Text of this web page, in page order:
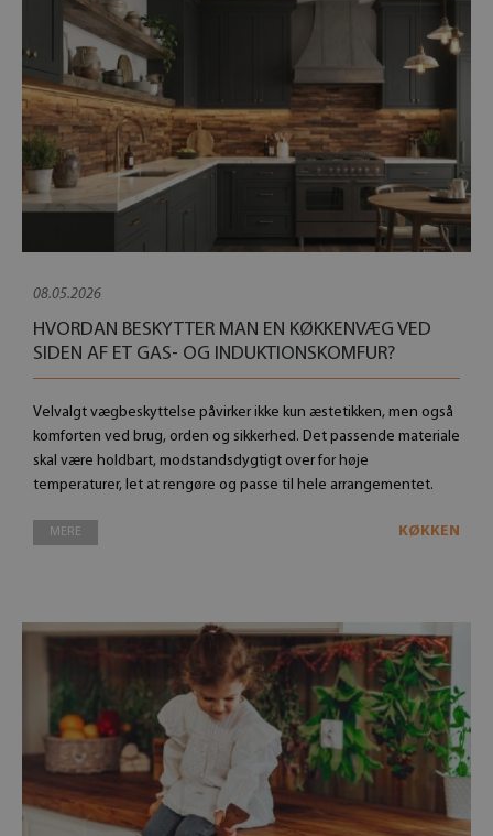
08.05.2026
HVORDAN BESKYTTER MAN EN KØKKENVÆG VED
SIDEN AF ​​ET GAS- OG INDUKTIONSKOMFUR?
Velvalgt vægbeskyttelse påvirker ikke kun æstetikken, men også
komforten ved brug, orden og sikkerhed. Det passende materiale
skal være holdbart, modstandsdygtigt over for høje
temperaturer, let at rengøre og passe til hele arrangementet.
MERE KØKKEN